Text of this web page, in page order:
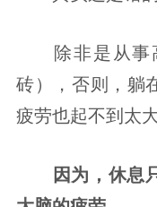
除非是从
砖），否则，躺
疲劳也起不到太大
因为，休息